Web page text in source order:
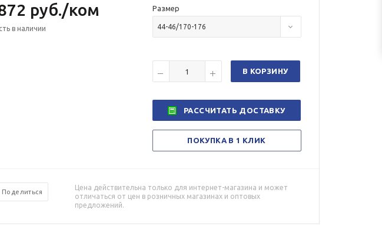
руб./ком
в наличии
Размер
44-46/170-176
В КОРЗИНУ
РАССЧИТАТЬ ДОСТАВКУ
ПОКУПКА В 1 КЛИК
Поделиться
Цена действительна только для интернет-магазина и может
отличаться от цен в розничных магазинах и оптовых
предложений.